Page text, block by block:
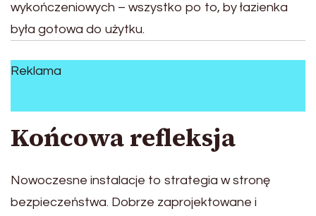
wykończeniowych – wszystko po to, by łazienka
była gotowa do użytku.
Reklama
Końcowa refleksja
Nowoczesne instalacje to strategia w stronę
bezpieczeństwa. Dobrze zaprojektowane i